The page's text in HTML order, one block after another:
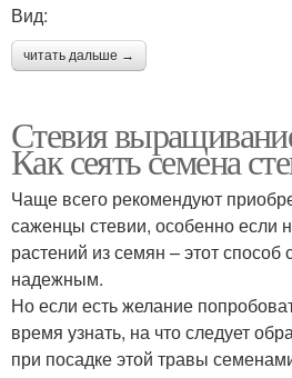
Вид:
читать дальше →
Стевия
Как сеять семена
Чаще всего рекомендуют
саженцы стевии, особенно если
растений из семян – этот способ
надежным.
Но если есть желание
время узнать, на что следует
при посадке этой травы